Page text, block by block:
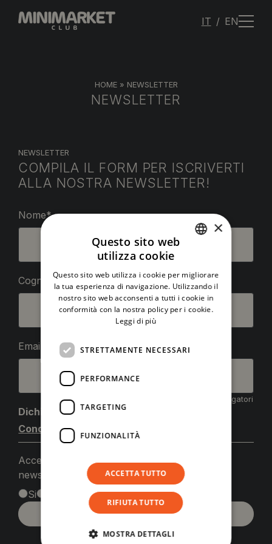
IT EN
HOME» NEWSLETTER
NEWSLETTER
NEWSLETTER
COMPILA IL FORM PER ISCRIVERTI
ALLA NOSTRA NEWSLETTER!
Nome*
Cognome*
Email*
*Campi obbligatori
Dichiarazione di consenso
Condizioni generali Newsletter:
Accetto le condizioni generali e di ricevere le
newsletter*
Si
ENGLISH
×
Questo sito web
utilizza cookie
Questo sito web utilizza i cookie per migliorare
la tua esperienza di navigazione. Utilizzando il
nostro sito web acconsenti a tutti i cookie in
conformità con la nostra policy per i cookie.
Leggi di più
STRETTAMENTE NECESSARI
PERFORMANCE
TARGETING
FUNZIONALITÀ
ACCETTA TUTTO
RIFIUTA TUTTO
MOSTRA DETTAGLI